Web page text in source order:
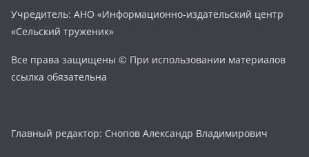
Учредитель: АНО «Информационно-издательский центр
«Сельский труженик»
Все права защищены © При использовании материалов
ссылка обязательна
Главный редактор: Снопов Александр Владимирович